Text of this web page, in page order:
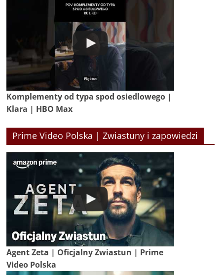
Komplementy od typa spod osiedlowego |
Klara | HBO Max
Prime Video Polska | Zwiastuny i zapowiedzi
Agent Zeta | Oficjalny Zwiastun | Prime
Video Polska